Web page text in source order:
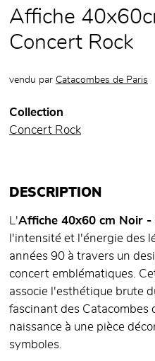
Affiche
Concert Rock
vendu par Catacombes de Paris
Collection
Concert Rock
DESCRIPTION
L'Affiche 40x60 cm Noir -
l'intensité et l'énergie des
années 90 à travers un
concert emblématiques.
associe l'esthétique brute
fascinant des Catacombes
naissance à une pièce
symboles.